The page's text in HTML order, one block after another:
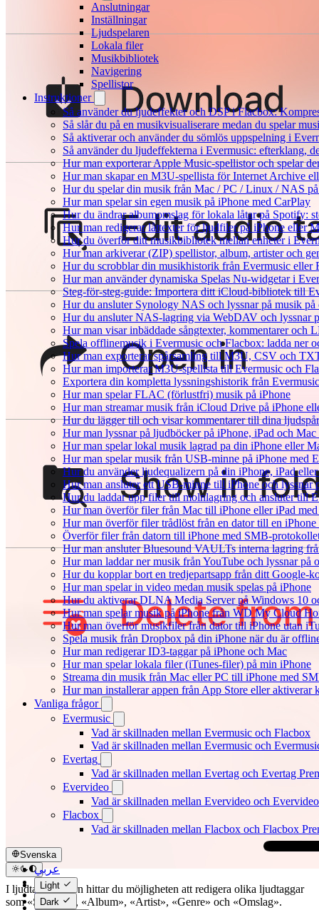
Anslutningar
Inställningar
Ljudspelaren
Lokala filer
Musikbibliotek
Navigering
Spellistor
Instruktioner
Så använder du ljudeffekter och DSP i Flacbox:
Så slår du på en musikvisualiserare medan du spelar
Så aktiverar och använder du sömlös uppspelning i
Så använder du ljudeffekterna i Evermusic: efterklang,
Hur man exporterar Apple Music-spellistor och spelar
Hur man skapar en M3U-spellista för Internet Archive
Hur du spelar din musik från Mac / PC / Linux / NAS
Hur man spelar sin egen musik på iPhone med CarPlay
Hur du ändrar albumomslag för lokala låtar på Spotify:
Hur man redigerar låttexter för ljudfiler på iPhone eller
Hur du överför ditt musikbibliotek mellan enheter i
Hur man arkiverar (ZIP) spellistor, album, artister och
Hur du scrobblar din musikhistorik från Evermusic eller
Hur man använder dynamiska Spelas Nu-widgetar i
Steg-för-steg-guide: Importera ditt iCloud-bibliotek till
Hur du ansluter Synology NAS och lyssnar på musik
Hur du ansluter NAS-lagring via WebDAV och lyssnar
Hur man visar inbäddade sångtexter, kommentarer och
Spela offlinemusik i Evermusic och Flacbox: ladda ner
Hur man exporterar spårsamling till M3U, CSV och
Hur man importerar M3U-spellista till Evermusic och
Exportera din kompletta lyssningshistorik från
Hur man spelar FLAC (förlustfri) musik på iPhone
Hur man streamar musik från iCloud Drive på iPhone
Hur du lägger till och visar kommentarer till dina
Hur man lyssnar på ljudböcker på iPhone, iPad och
Hur man spelar lokal musik lagrad pa din iPhone eller
Hur man spelar musik från USB-minne på iPhone med
Hur du använder ljudequalizern på din iPhone, iPad
Hur man ansluter ett USB-minne till iPhone och lyssnar
Hur du laddar upp filer till molnlagring och ansluter till
Hur man överför filer från Mac till iPhone eller iPad
Hur man överför filer trådlöst från en dator till en
Överför filer från datorn till iPhone med SMB-
Hur man ansluter Bluesound VAULTs interna lagring
Hur man laddar ner musik från YouTube och lyssnar på
Hur du kopplar bort en tredjepartsapp från ditt Google-
Hur man spelar in video medan musik spelas på iPhone
Hur du aktiverar DLNA Media Server på Windows 10
Hur man spelar musik på iPhone från WD My Cloud
Hur man överför musikfiler från dator till iPhone utan
Spela musik från Dropbox på din iPhone när du är
Hur man redigerar ID3-taggar på iPhone och Mac
Hur man spelar lokala filer (iTunes-filer) på min iPhone
Streama din musik från Mac eller PC till iPhone med
Hur man installerar appen från App Store eller aktiverar
Vanliga frågor
Evermusic
Vad är skillnaden mellan Evermusic och Flacbox
Vad är skillnaden mellan Evermusic och
Evertag
Vad är skillnaden mellan Evertag och Evertag
Evervideo
Vad är skillnaden mellan Evervideo och
Flacbox
Vad är skillnaden mellan Flacbox och Flacbox
Svenska
عربي
Català
Čeština
Dansk
Light
Dark
I ljudtagg-editorn hittar du möjligheten att redigera olika ljudtaggar
som «Spårtitel», «Album», «Artist», «Genre» och «Omslag».